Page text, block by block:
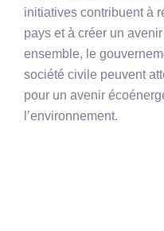
initiatives contribuent à
pays et à créer un
ensemble, le
société civile peuvent
pour un avenir
l’environnement.